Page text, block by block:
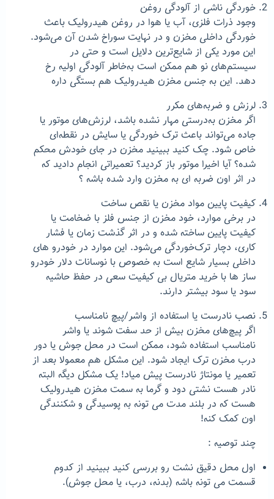
خوردگی ناشی از آلودگی روغن
وجود ذرات فلزی، آب یا هوا در روغن هیدرولیک باعث
خوردگی داخلی مخزن و در نهایت سوراخ شدن آن می‌شود.
این مورد یکی از شایع‌ترین دلایل است و حتی در
سیستم‌های نو هم ممکن است به‌خاطر آلودگی اولیه رخ
دهد. این به جنس مخزن هیدرولیک هم بستگی داره
لرزش و ضربه‌های مکرر
اگر مخزن به‌درستی مهار نشده باشد، لرزش‌های موتور یا
جاده می‌تواند باعث ترک خوردگی یا سایش در نقطه‌ای
خاص شود. چک کنید ببینید مخزن در جای خودش محکم
شده؟ آیا اخیرا موتور باز کردید؟ تعمیراتی انجام دادید که
در اثر اون ضربه ای به مخزن وارد شده باشه ؟
کیفیت پایین مواد مخزن یا نقص ساخت
در برخی موارد، خود مخزن از جنس فلز با ضخامت یا
کیفیت پایین ساخته شده و در اثر گذشت زمان یا فشار
کاری، دچار ترک‌خوردگی می‌شود. این موارد در خودرو های
داخلی بسیار شایع است به خصوص با نوسانات دلار خودرو
ساز ها با خرید متریال بی کیفیت سعی در حفظ حاشیه
سود یا سود بیشتر دارند.
نصب نادرست یا استفاده از واشر/پیچ نامناسب
اگر پیچ‌های مخزن بیش از حد سفت شوند یا واشر
نامناسب استفاده شود، ممکن است در محل جوش یا دور
درب مخزن ترک ایجاد شود. این مشکل هم معمولا بعد از
تعمیر یا مونتاژ نادرست پیش میاد! یک مشکل دیگه البته
نادر هست نشتی دود و گرما به سمت مخزن هیدرولیک
هست که در بلند مدت می تونه به پوسیدگی و شکنندگی
اون کمک کنه!
چند توصیه‌ :
اول محل دقیق نشت رو بررسی کنید ببینید از کدوم
قسمت می تونه باشه (بدنه، درب، یا محل جوش).